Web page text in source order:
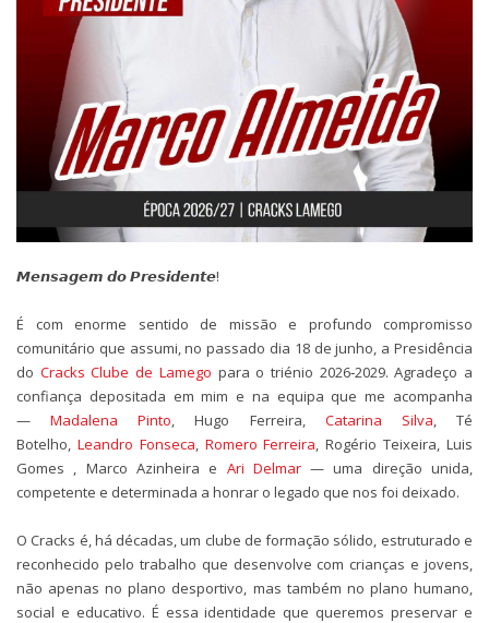
𝙈𝙚𝙣𝙨𝙖𝙜𝙚𝙢 𝙙𝙤 𝙋𝙧𝙚𝙨𝙞𝙙𝙚𝙣𝙩𝙚!
É com enorme sentido de missão e profundo compromisso
comunitário que assumi, no passado dia 18 de junho, a Presidência
do Cracks Clube de Lamego para o triénio 2026‑2029. Agradeço a
confiança depositada em mim e na equipa que me acompanha
—Madalena Pinto , Hugo Ferreira, Catarina Silva , Té
Botelho, Leandro Fonseca Romero Ferreira , Rogério Teixeira, Luis
Gomes , Marco Azinheira e Ari Delmar— uma direção unida,
competente e determinada a honrar o legado que nos foi deixado.
O Cracks é, há décadas, um clube de formação sólido, estruturado e
reconhecido pelo trabalho que desenvolve com crianças e jovens,
não apenas no plano desportivo, mas também no plano humano,
social e educativo. É essa identidade que queremos preservar e